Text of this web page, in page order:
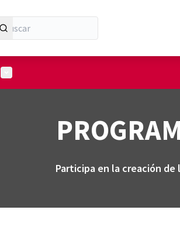
Menú de usuario
Participa en la creación de